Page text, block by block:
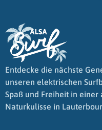
Entdecke die nächste
unseren elektrischen
Spaß und Freiheit in
Naturkulisse in